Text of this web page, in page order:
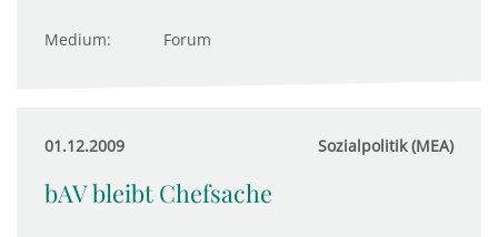
Medium: Forum
01.12.2009 Sozialpolitik (MEA)
bAV bleibt Chefsache